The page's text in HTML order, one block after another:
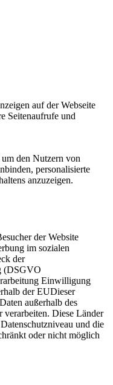
auf der Webseite
Seitenaufrufe und
den Nutzern von
personalisierte
anzuzeigen.
der Website
im sozialen
der
(DSGVO
Einwilligung
der EUDieser
außerhalb des
verarbeiten. Diese Länder
und die
oder nicht möglich